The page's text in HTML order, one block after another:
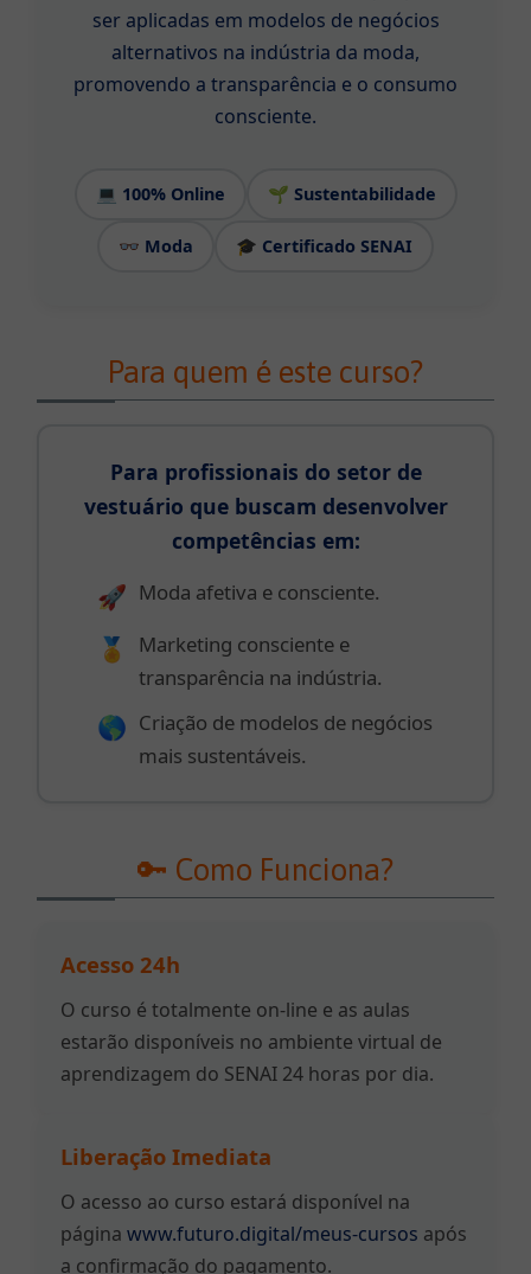
ser aplicadas em modelos de negócios
alternativos na indústria da moda,
promovendo a transparência e o consumo
consciente.
💻 100% Online 🌱 Sustentabilidade
👓 Moda 🎓 Certificado SENAI
Para quem é este curso?
Para profissionais do setor de
vestuário que buscam desenvolver
competências em:
🚀 Moda afetiva e consciente.
🏅
Marketing consciente e
transparência na indústria.
🌎 Criação de modelos de negócios
mais sustentáveis.
🔑 Como Funciona?
Acesso 24h
O curso é totalmente on-line e as aulas
estarão disponíveis no ambiente virtual de
aprendizagem do SENAI 24 horas por dia.
Liberação Imediata
O acesso ao curso estará disponível na
página www.futuro.digital/meus-cursos após
a confirmação do pagamento.